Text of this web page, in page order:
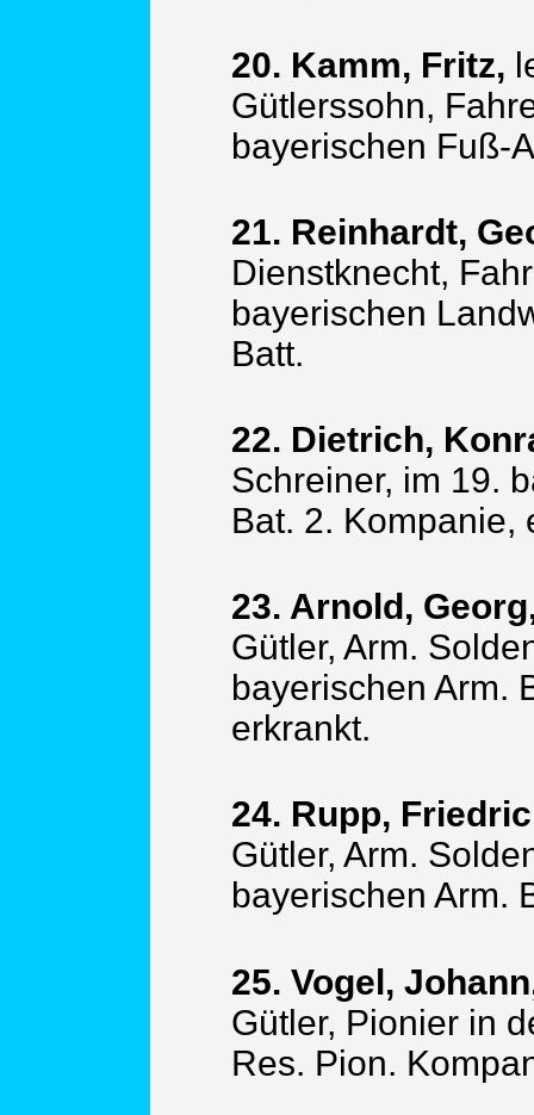
20. Kamm, Fritz,
Gütlerssohn,
bayerischen Fuß-
21. Reinhardt,
Dienstknecht,
bayerischen
Batt.
22. Dietrich,
Schreiner, im 19.
Bat. 2. Kompanie,
23. Arnold,
Gütler, Arm.
bayerischen Arm.
erkrankt.
24. Rupp,
Gütler, Arm.
bayerischen Arm.
25. Vogel,
Gütler, Pionier in
Res. Pion.